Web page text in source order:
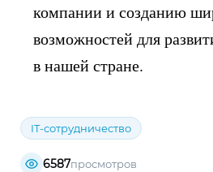
компании и созданию
возможностей для
в нашей стране.
IT-сотрудничество
6587просмотров